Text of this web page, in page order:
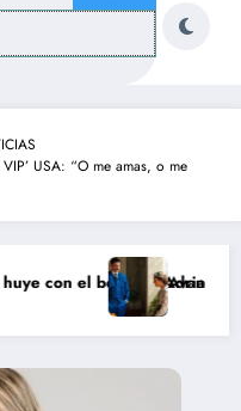
USA: “O me amas, o me
bebé de Adriana
Avance ‘LA